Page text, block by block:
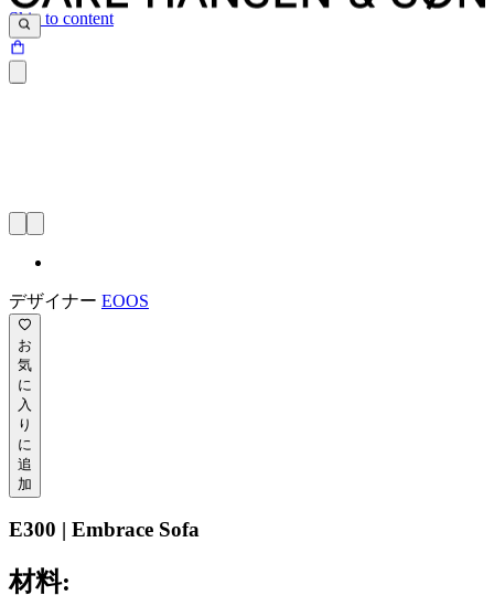
Skip to content
デザイナー EOOS
お
気
に
入
り
に
追
加
E300 | Embrace Sofa
材料: